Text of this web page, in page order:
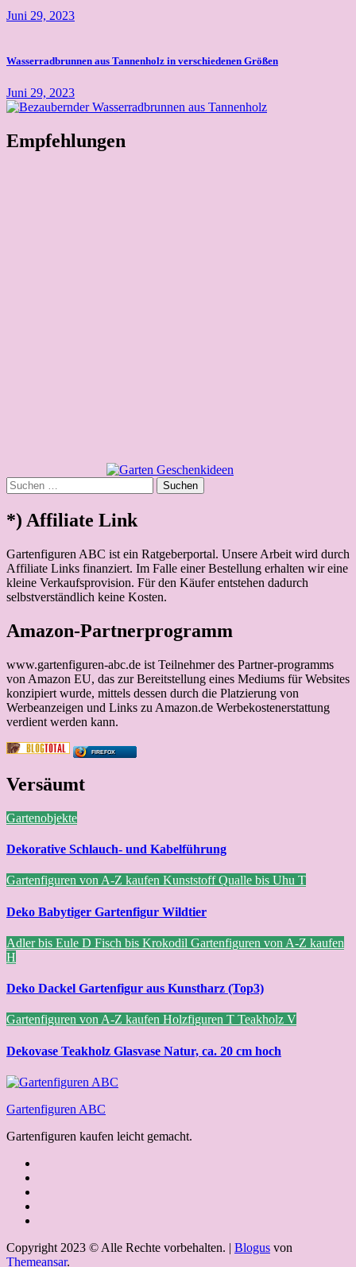
Juni 29, 2023
Wasserradbrunnen aus Tannenholz in verschiedenen Größen
Juni 29, 2023
Empfehlungen
Suchen
nach:
*) Affiliate Link
Gartenfiguren ABC ist ein Ratgeberportal. Unsere Arbeit wird durch
Affiliate Links finanziert. Im Falle einer Bestellung erhalten wir eine
kleine Verkaufsprovision. Für den Käufer entstehen dadurch
selbstverständlich keine Kosten.
Amazon-Partnerprogramm
www.gartenfiguren-abc.de ist Teilnehmer des Partner-programms
von Amazon EU, das zur Bereitstellung eines Mediums für Websites
konzipiert wurde, mittels dessen durch die Platzierung von
Werbeanzeigen und Links zu Amazon.de Werbekostenerstattung
verdient werden kann.
FIREFOX
Versäumt
Gartenobjekte
Dekorative Schlauch- und Kabelführung
Gartenfiguren von A-Z kaufen KunststoffQualle bis Uhu T
Deko Babytiger Gartenfigur Wildtier
Adler bis Eule D Fisch bis Krokodil Gartenfiguren von A-Z kaufen
H
Deko Dackel Gartenfigur aus Kunstharz (Top3)
Gartenfiguren von A-Z kaufen Holzfiguren T Teakholz V
Dekovase Teakholz Glasvase Natur, ca. 20 cm hoch
Gartenfiguren ABC
Gartenfiguren kaufen leicht gemacht.
Copyright 2023 © Alle Rechte vorbehalten. | Blogus von
Themeansar.